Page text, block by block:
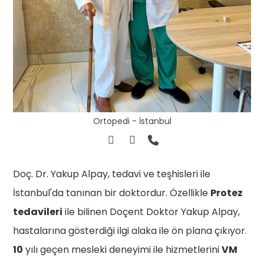
Ortopedi - İstanbul
Doç. Dr. Yakup Alpay, tedavi ve teşhisleri ile
İstanbul'da tanınan bir doktordur. Özellikle Protez
tedavileri ile bilinen Doçent Doktor Yakup Alpay,
hastalarına gösterdiği ilgi alaka ile ön plana çıkıyor.
10 yılı geçen mesleki deneyimi ile hizmetleriniVM